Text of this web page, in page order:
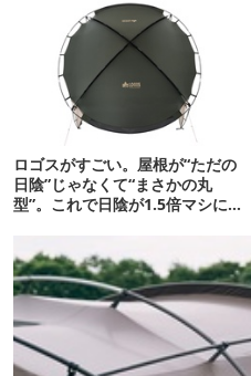
ロゴスがすごい。屋根が“ただの
日陰”じゃなくて“まさかの丸
型”。これで日陰が1.5倍マシに